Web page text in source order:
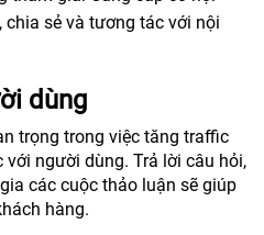
sẻ và tương tác với nội
dùng
trọng trong việc tăng traffic
người dùng. Trả lời câu hỏi,
các cuộc thảo luận sẽ giúp
hàng.